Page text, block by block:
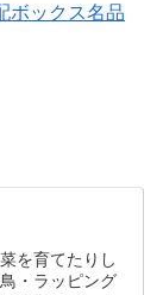
ボックス名品
を育てたりし
・ラッピング